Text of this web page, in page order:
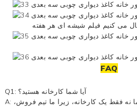
می کنیم فیلم شیشه ای
FAQ
Q1: آیا شما کارخانه هستید؟
A: بله، ما کارخانه هستیم، اما نه فقط یک کارخانه، زیرا ما تیم فروش،